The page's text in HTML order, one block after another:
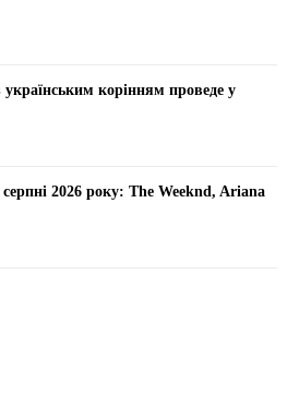
корінням проведе у
2026 року: The Weeknd, Ariana